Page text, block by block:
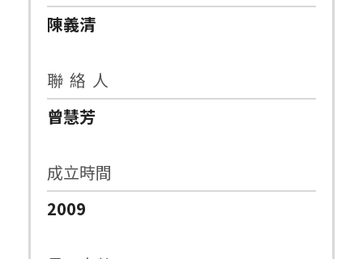
陳義清
聯 絡 人
曾慧芳
成立時間
2009